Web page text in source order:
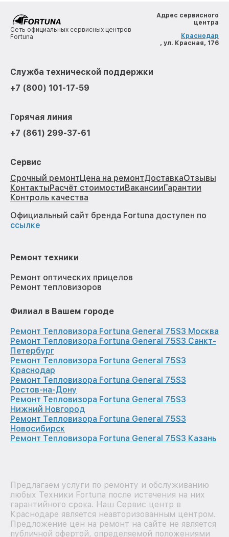
Сеть официальных сервисных центров
Fortuna
Адрес сервисного
центра
Краснодар
, ул. Красная, 176
Служба технической поддержки
+7 (800) 101-17-59
Горячая линия
+7 (861) 299-37-61
Сервис
Срочный ремонтЦена на ремонтДоставкаОтзывы
КонтактыРасчёт стоимостиВакансииГарантии
Контроль качества
Официальный сайт бренда Fortuna доступен по
ссылке
Ремонт техники
Ремонт оптических прицелов
Ремонт тепловизоров
Филиал в Вашем городе
Ремонт Тепловизора Fortuna General 75S3 Москва
Ремонт Тепловизора Fortuna General 75S3 Санкт-
Петербург
Ремонт Тепловизора Fortuna General 75S3
Краснодар
Ремонт Тепловизора Fortuna General 75S3
Ростов-на-Дону
Ремонт Тепловизора Fortuna General 75S3
Нижний Новгород
Ремонт Тепловизора Fortuna General 75S3
Новосибирск
Ремонт Тепловизора Fortuna General 75S3 Казань
Предлагаем услуги по ремонту и обслуживанию
любых Техники Fortuna после истечения на них
гарантийного срока. Наш Сервис центр в
Краснодаре является неавторизованным центром.
Предложение цен на ремонт на сайте не является
публичной офертой, определяемой положениями